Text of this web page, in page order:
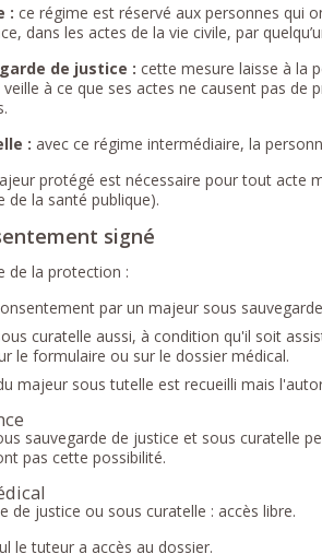
: ce régime est réservé aux personnes qui
dans les actes de la vie civile, par
de justice : cette mesure laisse à la
à ce que ses actes ne causent pas de
: avec ce régime intermédiaire, la
protégé est nécessaire pour tout acte
de la santé publique).
signé
de la protection :
par un majeur sous
curatelle aussi, à condition qu'il soit
le formulaire ou sur le dossier médical.
majeur sous tutelle est recueilli mais
sauvegarde de justice et sous curatelle
pas cette possibilité.
de justice ou sous curatelle : accès libre.
le tuteur a accès au dossier.